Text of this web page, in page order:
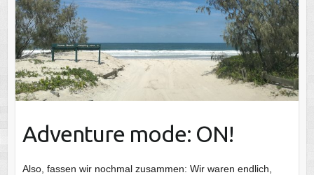
Adventure mode: ON!
Also, fassen wir nochmal zusammen: Wir waren endlich,